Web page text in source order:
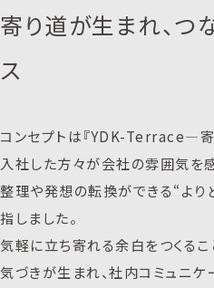
寄り道が生まれ、つ
ス
コンセプトは『YDK-Terrace―寄
入社した方々が会社の雰囲気を
整理や発想の転換ができる“より
指しました。
気軽に立ち寄れる余白をつくる
気づきが生まれ、社内コミュニ